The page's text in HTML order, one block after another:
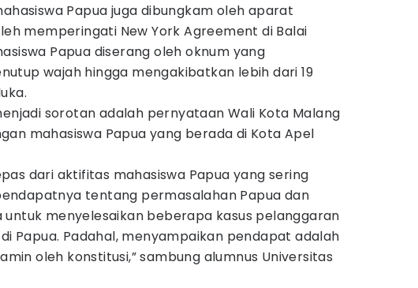
Papua juga dibungkam oleh aparat
memperingati New York Agreement di Balai
Papua diserang oleh oknum yang
wajah hingga mengakibatkan lebih dari 19
sorotan adalah pernyataan Wali Kota Malang
mahasiswa Papua yang berada di Kota Apel
dari aktifitas mahasiswa Papua yang sering
tentang permasalahan Papua dan
menyelesaikan beberapa kasus pelanggaran
Papua. Padahal, menyampaikan pendapat adalah
oleh konstitusi,” sambung alumnus Universitas